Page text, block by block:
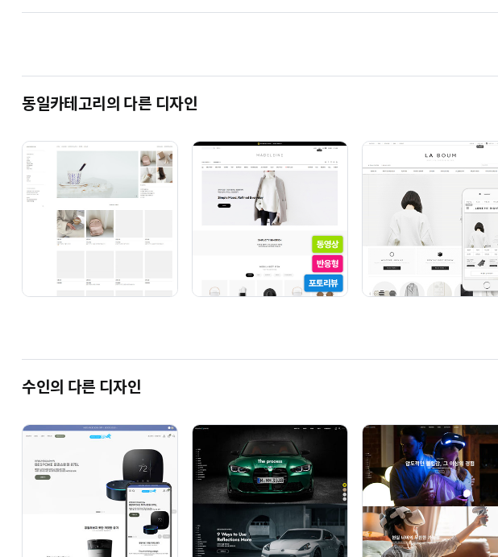
쇼핑몰 디자인 구입시 선택 옵션에 대략 크기 2가지가 있습니다
1. 단순복사(구매자 직접 수정)
2. 단순복사 + 기본세팅(수인세팅)
단순복사 옵션에 대해 설명을 드리자면,
보고 계시는(구입을 원하시는) 사이트의 디자인이 단순이 그대로 고객계정으로 복사만
로고, 카테고리, 고객센터 등 수인디자인의 초기 작업시 만들어 놓은 이미지가 그대로
로그인이나 장바구니, 게시판 목록 등 말그대로 모든 페이지가 복사가 되며,
고객센터, 하단회사정보, 각종 링크 등)
※ 현재 타 디자인으로 쇼핑몰을 운영중이시거나 신규사이트인 경우 관리자세팅이 안
영역이 샘플사이트와 다르게 보여질 수 있습니다.
관리자설정매뉴얼을 참고로 관리자설정을 해주셔야 샘플사이트처럼 보여집니다.
단순복사 + 기본세팅(수인세팅)옵션으로 선택시 남겨주시는 주문서를 토대로 저희쪽에
디자인복사와 함께 디자인이 제대로 보여지는데 필요한 초기세팅 및 주문서에 작성된
동일카테고리의 다른 디자인
수인의 다른 디자인